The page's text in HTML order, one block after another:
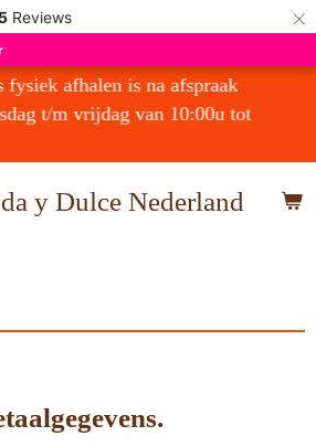
Reviews ×
y Dulce Nederland
afhalen is na afspraak
t/m vrijdag van 10:00u tot